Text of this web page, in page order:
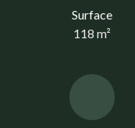
Surface
118m²